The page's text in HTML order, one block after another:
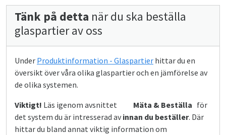
Tänk på detta när du ska beställa
glaspartier av oss
Under Produktinformation - Glaspartier hittar du en
översikt över våra olika glaspartier och en jämförelse av
de olika systemen.
Viktigt! Läs igenom avsnittet Mäta & Beställa för
det system du är intresserad av innan du beställer. Där
hittar du bland annat viktig information om